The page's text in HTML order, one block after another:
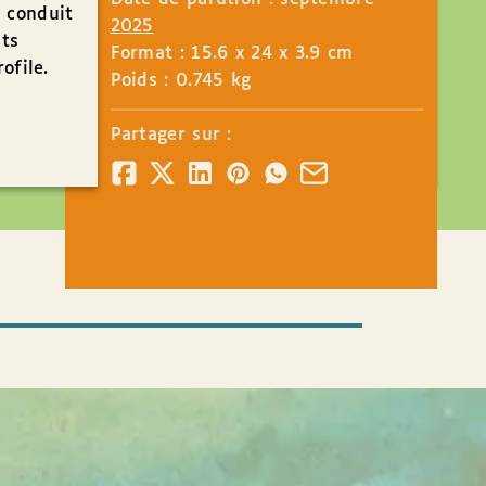
conduit
2025
Format : 15.6 x 24 x 3.9 cm
Poids : 0.745 kg
Partager sur :